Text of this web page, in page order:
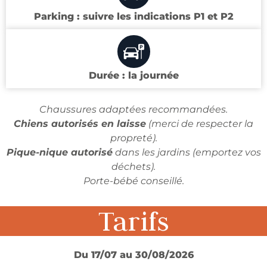
Parking : suivre les indications P1 et P2
Durée : la journée
Chaussures adaptées recommandées.
Chiens autorisés en laisse (merci de respecter la
propreté).
Pique-nique autorisédans les jardins (emportez vos
déchets).
Porte-bébé conseillé.
Tarifs
Du 17/07 au 30/08/2026